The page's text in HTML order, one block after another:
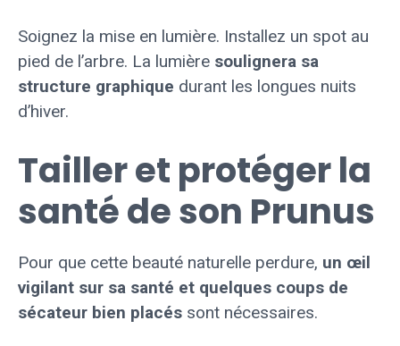
Soignez la mise en lumière. Installez un spot au
pied de l’arbre. La lumière soulignera sa
structure graphique durant les longues nuits
d’hiver.
Tailler et protéger la
santé de son Prunus
Pour que cette beauté naturelle perdure, un œil
vigilant sur sa santé et quelques coups de
sécateur bien placés sont nécessaires.